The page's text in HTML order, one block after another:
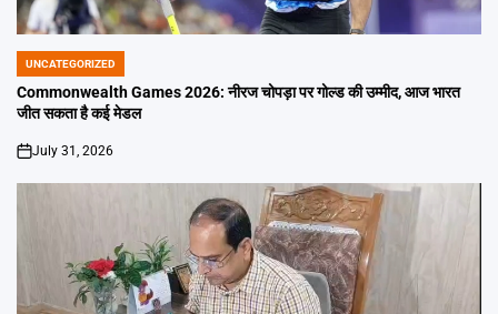
POSTED
IN
UNCATEGORIZED
Commonwealth Games 2026: नीरज चोपड़ा पर गोल्ड की उम्मीद, आज भारत
जीत सकता है कई मेडल
on
July 31, 2026